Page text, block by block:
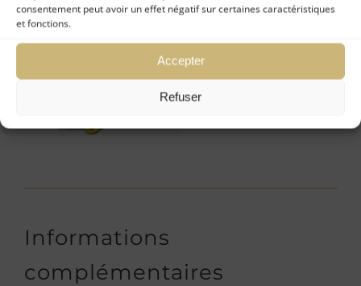
consentement peut avoir un effet négatif sur certaines caractéristiques
et fonctions.
Accepter
Refuser
de
Belphégor
Européenne 5 à 12 jours – Monde 5 à 15 jours
Informations
complémentaires